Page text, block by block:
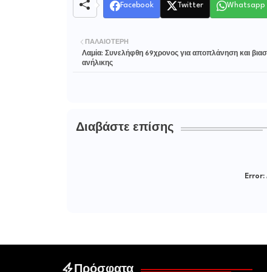
Facebook Twitter Whatsapp
ΠΑΛΑΙΌΤΕΡΗ
Λαμία: Συνελήφθη 69χρονος για αποπλάνηση και
ανήλικης
Διαβάστε επίσης
Error: